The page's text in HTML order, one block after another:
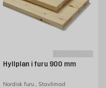
Hyllplan i furu 900 mm
Nordisk furu , Stavlimad